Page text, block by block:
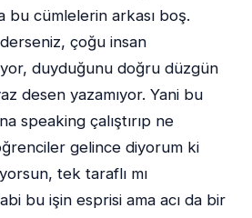
bu cümlelerin arkası boş.
çoğu insan
duyduğunu doğru düzgün
desen yazamıyor. Yani bu
speaking çalıştırıp ne
gelince diyorum ki
tek taraflı mı
bu işin esprisi ama acı da bir